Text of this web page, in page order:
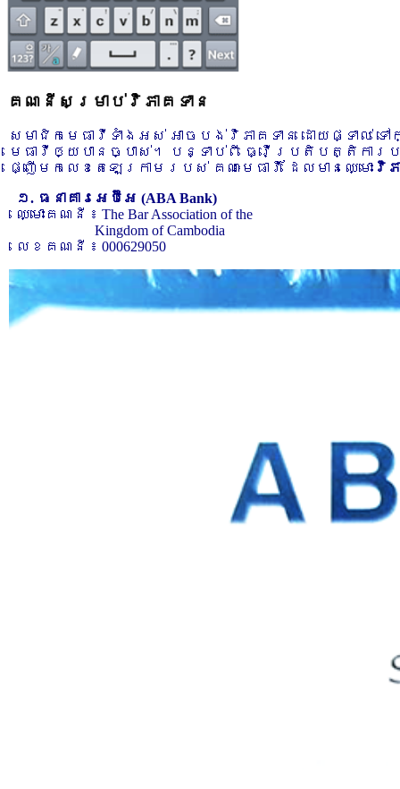
គណនីសម្រាប់វិភាគទាន
សមាជិកមេធាវីទាំងអស់ អាចបង់វិភាគទាន ដោយផ្ទាល់
មេធាវីឲ្យបានច្បាស់។ បន្ទាប់ពី ធ្វើប្រតិបត្តិកា
ផ្ញើមកលេខតេឡេក្រាមរបស់ គណៈមេធាវី ដែលមានឈ្មោះ វិភ
១. ធនាគារអេប៊ីអេ (ABA Bank)
ឈ្មោះគណនី ៖ The Bar Association of the
Kingdom of Cambodia
លេខគណនី ៖ 000629050